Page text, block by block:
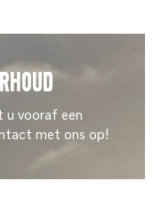
vooraf een
met ons op!